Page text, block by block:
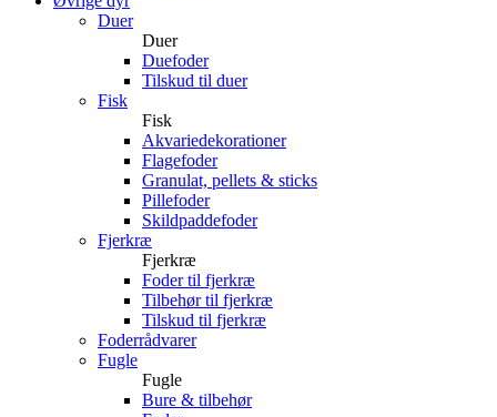
Duer
Duer
Duefoder
Tilskud til duer
Fisk
Fisk
Akvariedekorationer
Flagefoder
Granulat, pellets & sticks
Pillefoder
Skildpaddefoder
Fjerkræ
Fjerkræ
Foder til fjerkræ
Tilbehør til fjerkræ
Tilskud til fjerkræ
Foderrådvarer
Fugle
Fugle
Bure & tilbehør